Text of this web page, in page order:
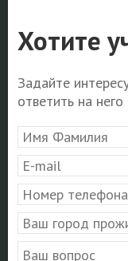
Хотите
Задайте
ответить на